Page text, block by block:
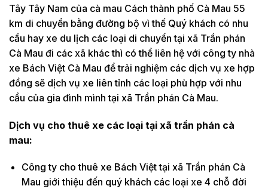
Tây Tây Nam của cà mau Cách thành phố Cà Mau 55
km di chuyển bằng đường bộ vì thế Quý khách có nhu
cầu hay xe du lịch các loại di chuyển tại xã Trần phán
Cà Mau đi các xã khác thì có thể liên hệ với công ty nhà
xe Bách Việt Cà Mau để trải nghiệm các dịch vụ xe hợp
đồng sẽ dịch vụ xe liên tỉnh các loại phù hợp với nhu
cầu của gia đình mình tại xã Trần phán Cà Mau.
Dịch vụ cho thuê xe các loại tại xã trần phán cà
mau:
Công ty cho thuê xe Bách Việt tại xã Trần phán Cà
Mau giới thiệu đến quý khách các loại xe 4 chỗ đời